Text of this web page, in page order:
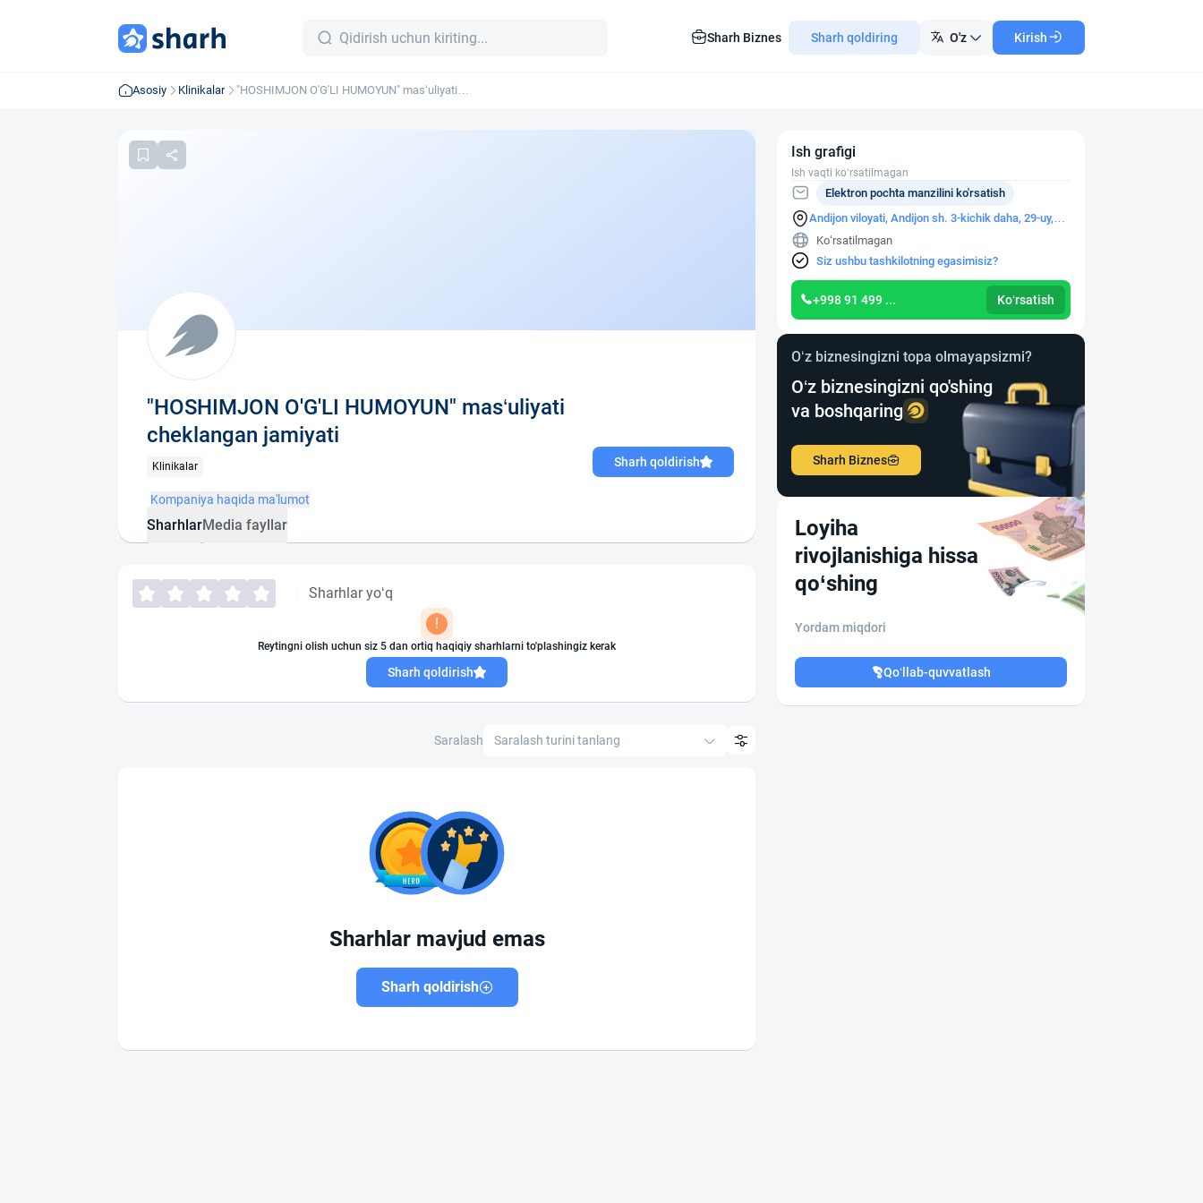
Sharh Biznes Sharh qoldiring O'z Kirish
Asosiy Klinikalar
"HOSHIMJON O'G'LI HUMOYUN" mas‘uliyati
"HOSHIMJON O'G'LI HUMOYUN" mas‘uliyati
cheklangan jamiyati
Klinikalar Sharh qoldirish
Kompaniya haqida ma'lumot
SharhlarMedia fayllar
Sharhlar yo‘q
!
Reytingni olish uchun siz 5 dan ortiq haqiqiy sharhlarni to'plashingiz kerak
Sharh qoldirish
Saralash Saralash turini tanlang
Sharhlar mavjud emas
Sharh qoldirish
Ish grafigi
Ish vaqti ko‘rsatilmagan
Andijon viloyati, Andijon sh. 3-kichik daha, 29-uy,
29-xonadon
Elektron pochta manzilini ko'rsatish
Ko‘rsatilmagan
Siz ushbu tashkilotning egasimisiz?
+998 91 499 ... Ko‘rsatish
O‘z biznesingizni topa olmayapsizmi?
O‘z biznesingizni qo'shing
va boshqaring
Sharh Biznes
Loyiha
rivojlanishiga hissa
qo‘shing
Yordam miqdori
Qo‘llab-quvvatlash